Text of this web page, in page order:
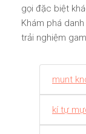
gọi đặc biệt
Khám phá
trải nghiệm
munt
kí tự